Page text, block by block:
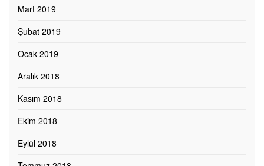
Mart 2019
Şubat 2019
Ocak 2019
Aralık 2018
Kasım 2018
Ekim 2018
Eylül 2018